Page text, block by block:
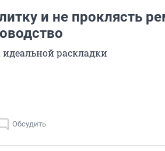
и не проклясть
раскладки
Обсудить